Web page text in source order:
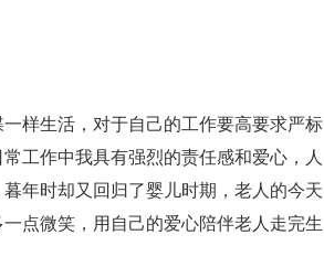
样生活，对于自己的工作要高要求严标
工作中我具有强烈的责任感和爱心，人
年时却又回归了婴儿时期，老人的今天
点微笑，用自己的爱心陪伴老人走完生